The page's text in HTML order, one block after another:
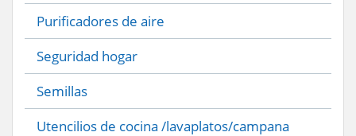
Purificadores de aire
Seguridad hogar
Semillas
Utencilios de cocina /lavaplatos/campana